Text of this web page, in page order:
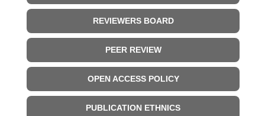
REVIEWERS BOARD
PEER REVIEW
OPEN ACCESS POLICY
PUBLICATION ETHNICS